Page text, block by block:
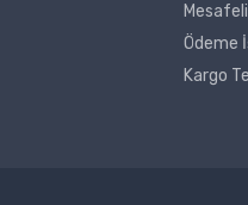
Ödeme
Kargo